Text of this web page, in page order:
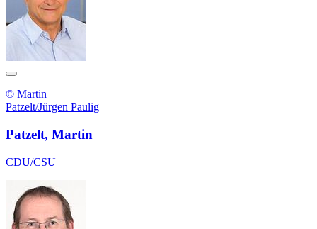
© Martin
Patzelt/Jürgen Paulig
Patzelt, Martin
CDU/CSU